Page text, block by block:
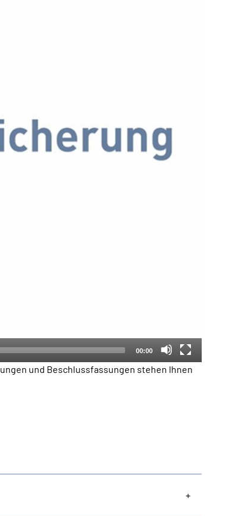
00:00
und Beschlussfassungen stehen Ihnen